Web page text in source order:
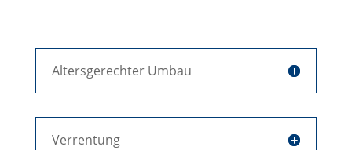
Altersgerechter Umbau
Verrentung